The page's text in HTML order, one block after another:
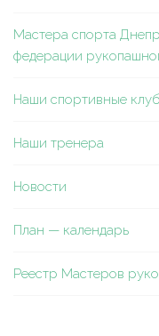
Мастера спорта
федерации
Наши спортивные
Наши тренера
Новости
План — календарь
Реестр Мастеров